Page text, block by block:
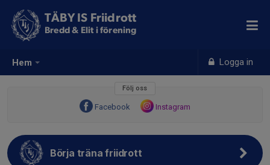
Hem Logga in
TÄBY IS Friidrott
Bredd & Elit i förening
Följ oss
Facebook Instagram
Börja träna friidrott